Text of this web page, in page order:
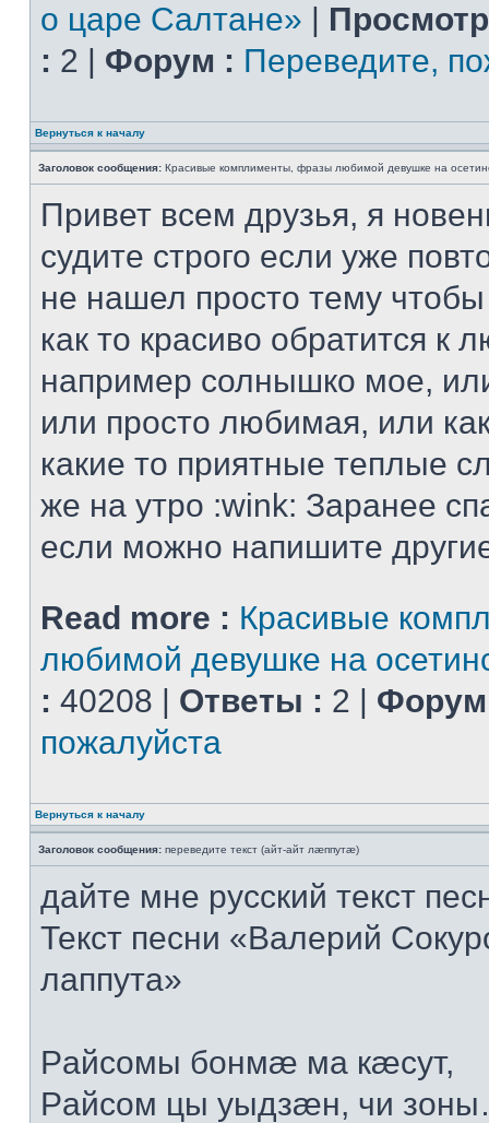
о царе Салтане» |
: 2 | Форум : Переведите,
Вернуться к началу
Заголовок сообщения: Красивые комплименты, фразы любимой девушке на
Привет всем друзья, я
судите строго если уже
не нашел просто тему
как то красиво обратится к
например солнышко мое,
или просто любимая, или
какие то приятные теплые
же на утро :wink: Заранее
если можно напишите
Read more : Красивые
любимой девушке на
: 40208 | Ответы : 2 |
пожалуйста
Вернуться к началу
Заголовок сообщения: переведите текст (айт-айт лæппутæ)
дайте мне русский текст
Текст песни «Валерий
лаппута»
Рaйсoмы бoнмæ мa кæсут,
Рaйсoм цы уыдзæн, чи